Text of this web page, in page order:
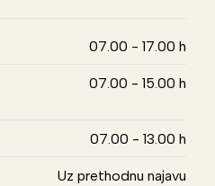
07.00 - 17.00 h
07.00 - 15.00 h
07.00 - 13.00 h
Uz prethodnu najavu